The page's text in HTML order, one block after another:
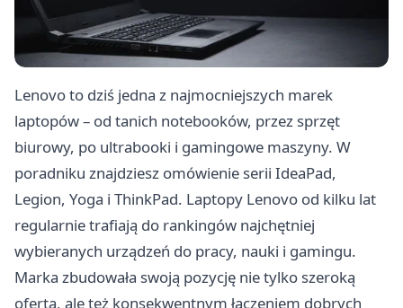
Lenovo to dziś jedna z najmocniejszych marek
laptopów – od tanich notebooków, przez sprzęt
biurowy, po ultrabooki i gamingowe maszyny. W
poradniku znajdziesz omówienie serii IdeaPad,
Legion, Yoga i ThinkPad. Laptopy Lenovo od kilku lat
regularnie trafiają do rankingów najchętniej
wybieranych urządzeń do pracy, nauki i gamingu.
Marka zbudowała swoją pozycję nie tylko szeroką
ofertą, ale też konsekwentnym łączeniem dobrych